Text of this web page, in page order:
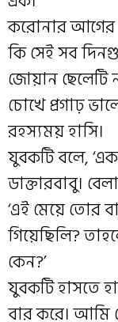
করোনার
কি সেই সব
জোয়ান
চোখে প্রগাঢ়
রহস্যময় হাসি।
যুবকটি বলে,
ডাক্তারবাবু।
‘এই মেয়ে তোর
গিয়েছিলি?
কেন?’
যুবকটি হাসতে
বার করে। আমি